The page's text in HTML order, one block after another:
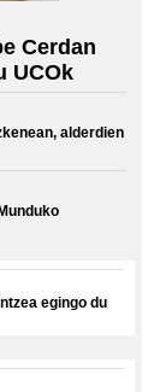
Cerdan
UCOk
alderdien
egingo du